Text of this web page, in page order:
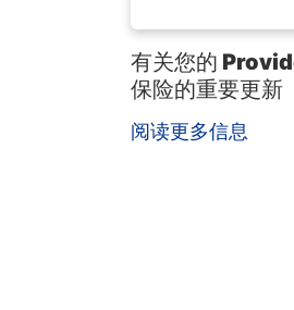
有关您的
保险的重要更新
阅读更多信息